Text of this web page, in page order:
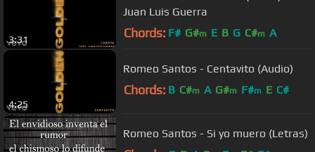
3:31
Juan Luis Guerra
Chords: F# G#m E B G C#m A
4:25
Romeo Santos - Centavito (Audio)
Chords: B C#m A G#m F#m E C#
Romeo Santos - Si yo muero (Letras)